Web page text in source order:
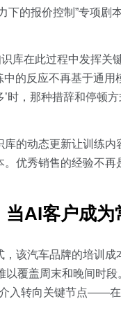
的报价控制”专项剧
库在此过程中发挥关
的反应不再基于通用
时，那种措辞和停顿
库的动态更新让训练
优秀销售的经验不再
当AI客户成
，该汽车品牌的培训
以覆盖周末和晚间时段
入转向关键节点——在